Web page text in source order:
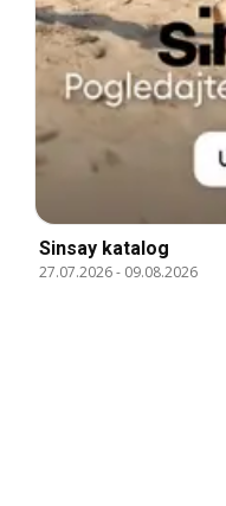
Sinsay katalog
27.07.2026- 09.08.2026